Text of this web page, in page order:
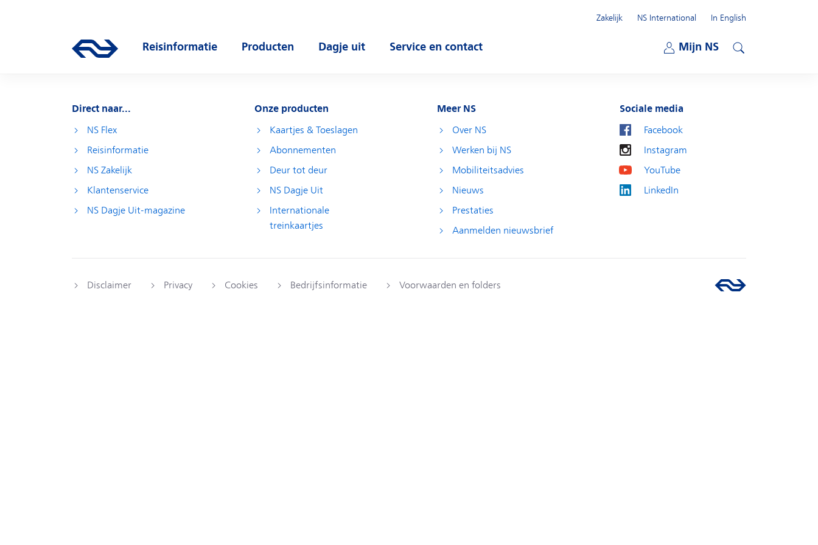
Ga naar de homepage van ns.nl
Reisinformatie
Producten
Dagje uit
Service en contact
Mijn NS
Zakelijk
NS International
In English
Direct naar...
NS Flex
Reisinformatie
NS Zakelijk
Klantenservice
NS Dagje Uit-magazine
Onze producten
Kaartjes & Toeslagen
Abonnementen
Deur tot deur
NS Dagje Uit
Internationale
treinkaartjes
Meer NS
Over NS
Werken bij NS
Mobiliteitsadvies
Nieuws
Prestaties
Aanmelden nieuwsbrief
Sociale media
Facebook
Instagram
YouTube
LinkedIn
Disclaimer Privacy Cookies Bedrijfsinformatie Voorwaarden en folders